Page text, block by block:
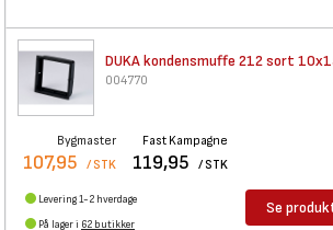
DUKA kondensmuffe 212 sort
004770
Bygmaster
107,95 / STK
Fast Kampagne
119,95 / STK
Levering 1-2 hverdage
På lager i 62 butikker
Se